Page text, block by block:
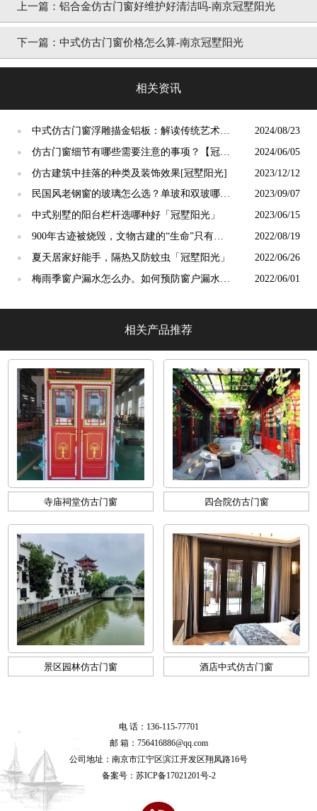
上一篇： 铝合金仿古门窗好维护好清洁吗-南京冠墅阳光
下一篇： 中式仿古门窗价格怎么算-南京冠墅阳光
相关资讯
●
中式仿古门窗浮雕描金铝板：解读传统艺术的
现代精髓【冠墅阳光】
2024/08/23
●
仿古门窗细节有哪些需要注意的事项？【冠墅
阳光】
2024/06/05
● 仿古建筑中挂落的种类及装饰效果[冠墅阳光] 2023/12/12
●
民国风老钢窗的玻璃怎么选？单玻和双玻哪个
更好？【冠墅阳光】
2023/09/07
● 中式别墅的阳台栏杆选哪种好「冠墅阳光」 2023/06/15
●
900年古迹被烧毁，文物古建的“生命”只有一
次「冠墅阳光」
2022/08/19
● 夏天居家好能手，隔热又防蚊虫「冠墅阳光」 2022/06/26
●
梅雨季窗户漏水怎么办。如何预防窗户漏水！
2022/06/01
相关产品推荐
寺庙祠堂仿古门窗 四合院仿古门窗
景区园林仿古门窗 酒店中式仿古门窗
电 话：136-115-77701
邮 箱：756416886@qq.com
公司地址：南京市江宁区滨江开发区翔凤路16号
备案号： 苏ICP备17021201号-2